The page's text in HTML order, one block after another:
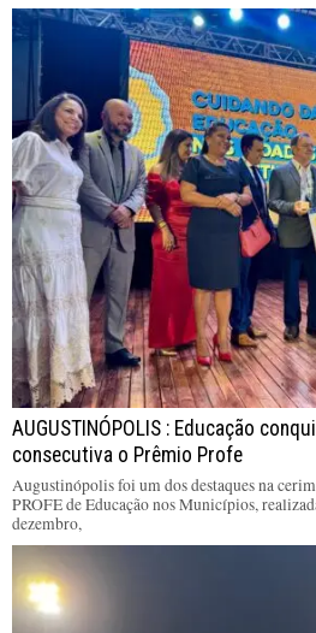
AUGUSTINÓPOLIS : Educação
consecutiva o Prêmio Profe
Augustinópolis foi um dos destaques na
PROFE de Educação nos Municípios,
dezembro,